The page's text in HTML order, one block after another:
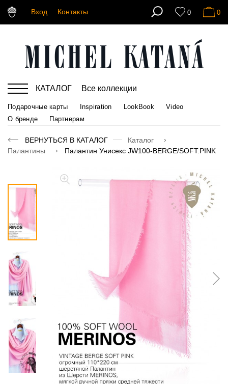
Вход Контакты 0 0
КАТАЛОГ Все коллекции
Подарочные карты Inspiration LookBook
Video
О бренде
Партнерам
ВЕРНУТЬСЯ В КАТАЛОГ
Каталог
Палантины
Палантин Унисекс JW100-BERGE/SOFT.PINK